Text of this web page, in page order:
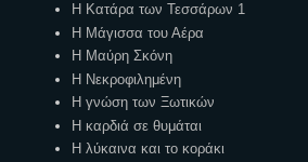
Η Κατάρα των Τεσσάρων 1
Η Μάγισσα του Αέρα
Η Μαύρη Σκόνη
Η Νεκροφιλημένη
Η γνώση των Ξωτικών
Η καρδιά σε θυμάται
Η λύκαινα και το κοράκι